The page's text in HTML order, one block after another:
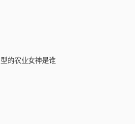
的农业女神是谁